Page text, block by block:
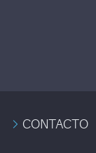
CONTACTO